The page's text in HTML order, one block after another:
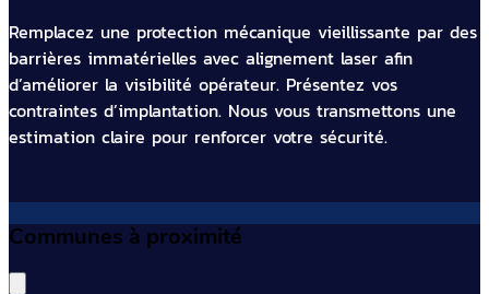
Remplacez une protection mécanique vieillissante par des
barrières immatérielles avec alignement laser afin
d’améliorer la visibilité opérateur. Présentez vos
contraintes d’implantation. Nous vous transmettons une
estimation claire pour renforcer votre sécurité.
Communes à proximité